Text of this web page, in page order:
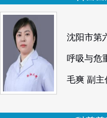
沈阳市第
呼吸与危
毛爽 副主